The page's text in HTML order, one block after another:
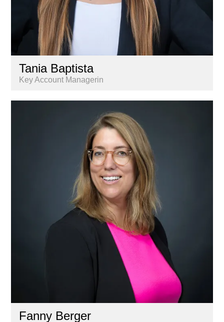
Tania Baptista
Key Account Managerin
Fanny Berger